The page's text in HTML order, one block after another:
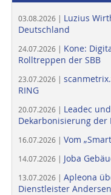
03.08.2026 | Luzius
Deutschland
24.07.2026 | Kone:
Rolltreppen der SBB
23.07.2026 |
RING
20.07.2026 | Leadec
Dekarbonisierung der
16.07.2026 | Vom
14.07.2026 | Joba
13.07.2026 | Apleona
Dienstleister